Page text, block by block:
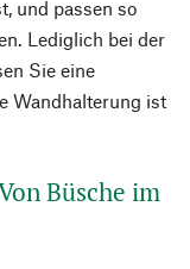
und passen so
Lediglich bei der
Sie eine
Wandhalterung ist
Büsche im